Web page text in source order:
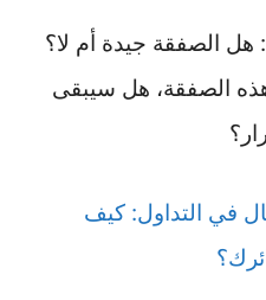
هل الصفقة جيدة أم لا؟
الصفقة، هل سيبقى
في التداول: كيف